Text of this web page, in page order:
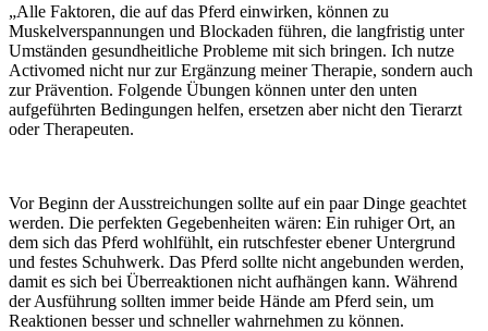
„Alle Faktoren, die auf das Pferd einwirken, können zu
Muskelverspannungen und Blockaden führen, die langfristig unter
Umständen gesundheitliche Probleme mit sich bringen. Ich nutze
Activomed nicht nur zur Ergänzung meiner Therapie, sondern auch
zur Prävention. Folgende Übungen können unter den unten
aufgeführten Bedingungen helfen, ersetzen aber nicht den Tierarzt
oder Therapeuten.
Vor Beginn der Ausstreichungen sollte auf ein paar Dinge geachtet
werden. Die perfekten Gegebenheiten wären: Ein ruhiger Ort, an
dem sich das Pferd wohlfühlt, ein rutschfester ebener Untergrund
und festes Schuhwerk. Das Pferd sollte nicht angebunden werden,
damit es sich bei Überreaktionen nicht aufhängen kann. Während
der Ausführung sollten immer beide Hände am Pferd sein, um
Reaktionen besser und schneller wahrnehmen zu können.